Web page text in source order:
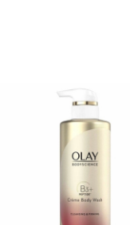
Lactic Acid​,​